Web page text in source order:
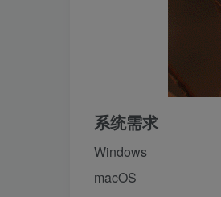
系统需求
Windows
macOS